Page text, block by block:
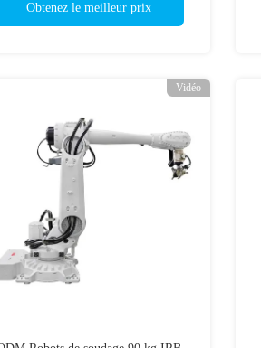
Obtenez le meilleur prix
Vidéo